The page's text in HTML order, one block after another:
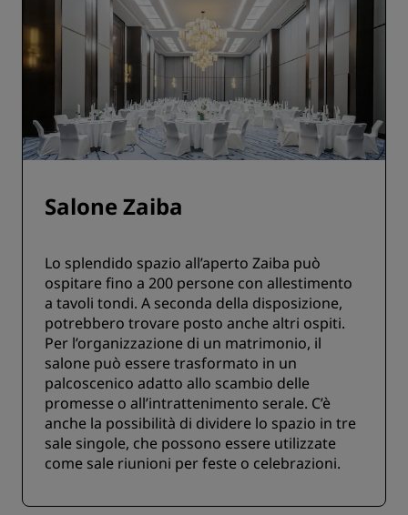
Salone Zaiba
Lo splendido spazio all’aperto Zaiba può
ospitare fino a 200 persone con allestimento
a tavoli tondi. A seconda della disposizione,
potrebbero trovare posto anche altri ospiti.
Per l’organizzazione di un matrimonio, il
salone può essere trasformato in un
palcoscenico adatto allo scambio delle
promesse o all’intrattenimento serale. C’è
anche la possibilità di dividere lo spazio in tre
sale singole, che possono essere utilizzate
come sale riunioni per feste o celebrazioni.